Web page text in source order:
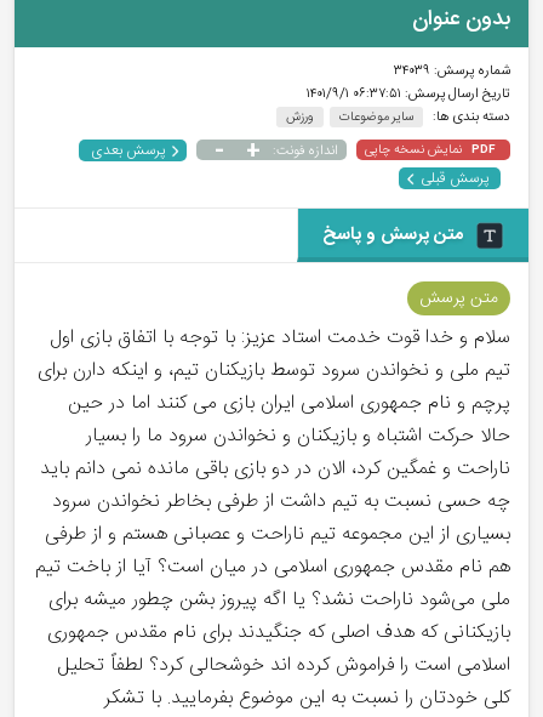
بدون عنوان
شماره پرسش: ۳۴۰۳۹
تاریخ ارسال پرسش: ۰۶:۳۷:۵۱ ۱۴۰۱/۹/۱
دسته بندی ها:
سایر موضوعات ورزش
PDF نمایش نسخه چاپی اندازه فونت: +
-
پرسش بعدی
پرسش قبلی
متن پرسش و پاسخ
متن پرسش
سلام و خدا قوت خدمت استاد عزیز: با توجه با اتفاق بازی اول
تیم ملی و نخواندن سرود توسط بازیکنان تیم، و اینکه دارن برای
پرچم و نام جمهوری اسلامی ایران بازی می کنند اما در حین
حالا حرکت اشتباه و بازیکنان و نخواندن سرود ما را بسیار
ناراحت و غمگین کرد، الان در دو بازی باقی مانده نمی دانم باید
چه حسی نسبت به تیم داشت از طرفی بخاطر نخواندن سرود
بسیاری از این مجموعه تیم ناراحت و عصبانی هستم و از طرفی
هم نام مقدس جمهوری اسلامی در میان است؟ آیا از باخت تیم
ملی می‌شود ناراحت نشد؟ یا اگه پیروز بشن چطور میشه برای
بازیکنانی که هدف اصلی که جنگیدند برای نام مقدس جمهوری
اسلامی است را فراموش کرده اند خوشحالی کرد؟ لطفاً تحلیل
کلی خودتان را نسبت به این موضوع بفرمایید. با تشکر